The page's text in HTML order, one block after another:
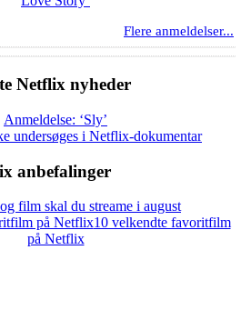
Flere anmeldelser...
Netflix nyheder
Anmeldelse: ‘Sly’
undersøges i Netflix-dokumentar
anbefalinger
film skal du streame i august
10 velkendte favoritfilm
på Netflix